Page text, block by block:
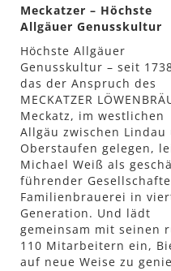
Meckatzer – Höchste
Allgäuer Genusskultur
Höchste Allgäuer
Genusskultur – seit
das der Anspruch des
MECKATZER
Meckatz, im westlichen
Allgäu zwischen Lindau
Oberstaufen gelegen,
Michael Weiß als
führender
Familienbrauerei in
Generation. Und lädt
gemeinsam mit seinen
110 Mitarbeitern ein,
auf neue Weise zu